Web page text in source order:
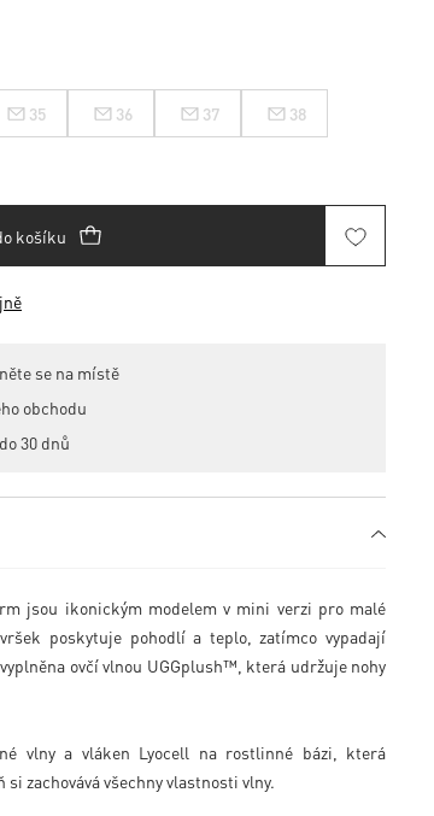
35 36 37 38
košíku
se na místě
obchodu
30 dnů
jsou ikonickým modelem v mini verzi pro malé
poskytuje pohodlí a teplo, zatímco vypadají
ovčí vlnou UGGplush™, která udržuje nohy
vlny a vláken Lyocell na rostlinné bázi, která
zachovává všechny vlastnosti vlny.